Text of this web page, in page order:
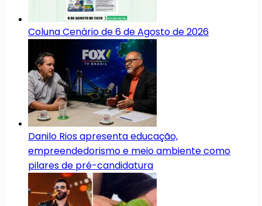
Coluna Cenário de 6 de Agosto de 2026
Danilo Rios apresenta educação,
empreendedorismo e meio ambiente como
pilares de pré-candidatura